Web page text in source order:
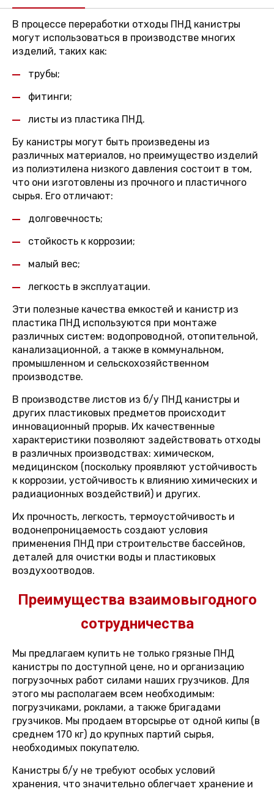
В процессе переработки отходы ПНД канистры
могут использоваться в производстве многих
изделий, таких как:
трубы;
фитинги;
листы из пластика ПНД.
Бу канистры могут быть произведены из
различных материалов, но преимущество изделий
из полиэтилена низкого давления состоит в том,
что они изготовлены из прочного и пластичного
сырья. Его отличают:
долговечность;
стойкость к коррозии;
малый вес;
легкость в эксплуатации.
Эти полезные качества емкостей и канистр из
пластика ПНД используются при монтаже
различных систем: водопроводной, отопительной,
канализационной, а также в коммунальном,
промышленном и сельскохозяйственном
производстве.
В производстве листов из б/у ПНД канистры и
других пластиковых предметов происходит
инновационный прорыв. Их качественные
характеристики позволяют задействовать отходы
в различных производствах: химическом,
медицинском (поскольку проявляют устойчивость
к коррозии, устойчивость к влиянию химических и
радиационных воздействий) и других.
Их прочность, легкость, термоустойчивость и
водонепроницаемость создают условия
применения ПНД при строительстве бассейнов,
деталей для очистки воды и пластиковых
воздухоотводов.
Преимущества взаимовыгодного
сотрудничества
Мы предлагаем купить не только грязные ПНД
канистры по доступной цене, но и организацию
погрузочных работ силами наших грузчиков. Для
этого мы располагаем всем необходимым:
погрузчиками, роклами, а также бригадами
грузчиков. Мы продаем вторсырье от одной кипы (в
среднем 170 кг) до крупных партий сырья,
необходимых покупателю.
Канистры б/у не требуют особых условий
хранения, что значительно облегчает хранение и